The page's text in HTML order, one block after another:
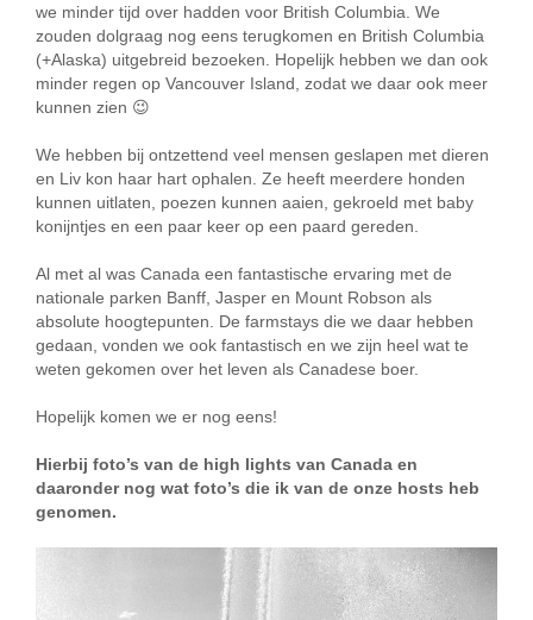
we minder tijd over hadden voor British Columbia. We
zouden dolgraag nog eens terugkomen en British Columbia
(+Alaska) uitgebreid bezoeken. Hopelijk hebben we dan ook
minder regen op Vancouver Island, zodat we daar ook meer
kunnen zien 😉
We hebben bij ontzettend veel mensen geslapen met dieren
en Liv kon haar hart ophalen. Ze heeft meerdere honden
kunnen uitlaten, poezen kunnen aaien, gekroeld met baby
konijntjes en een paar keer op een paard gereden.
Al met al was Canada een fantastische ervaring met de
nationale parken Banff, Jasper en Mount Robson als
absolute hoogtepunten. De farmstays die we daar hebben
gedaan, vonden we ook fantastisch en we zijn heel wat te
weten gekomen over het leven als Canadese boer.
Hopelijk komen we er nog eens!
Hierbij foto’s van de high lights van Canada en
daaronder nog wat foto’s die ik van de onze hosts heb
genomen.